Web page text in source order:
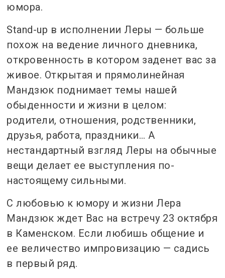
юмора.
Stand-up в исполнении Леры — больше
похож на ведение личного дневника,
откровенность в котором заденет вас за
живое. Открытая и прямолинейная
Мандзюк поднимает темы нашей
обыденности и жизни в целом:
родители, отношения, родственники,
друзья, работа, праздники… А
нестандартный взгляд Леры на обычные
вещи делает ее выступления по-
настоящему сильными.
С любовью к юмору и жизни Лера
Мандзюк ждет Вас на встречу 23 октября
в Каменском. Если любишь общение и
ее величество импровизацию — садись
в первый ряд.